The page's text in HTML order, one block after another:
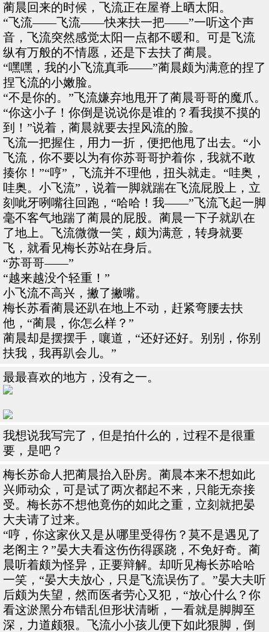
蔺晨回来的时候，飞流正在屋脊上晒太阳。
“飞流——飞流——快来扶一把——”一听这个声
音，飞流突然感觉太阳一点都不暖和。可是飞流
纵有万般的不情愿，还是下去扶了蔺晨。
“嘿嘿，我的小飞流真乖——”蔺晨颇为满意的捏了
捏飞流的小嫩脸。
“不是你的。”飞流嫌弃地甩开了蔺晨哥哥的魔爪。
“你这小子！你倒是说说你是谁的？看我摸不摸的
到！”说着，蔺晨就要去捏风流的脸。
飞流一把握住，用力一折，便把他甩了出去。“小
飞流，你不要以为有你苏哥哥护着你，我就不敢
揍你！”“哼”，飞流并不理他，扭头就走。“哇奥，
哇奥。小飞流”，说着一脚就踹在飞流屁股上，立
刻呲牙咧嘴往回跑，“哈哈！我——”飞流飞起一脚
毫不客气地踹了蔺晨的屁股。蔺晨一下子就趴在
了地上。飞流微微一笑，颇为满意，转身就要
飞，就看见梅长苏站在身后。
“苏哥哥——”
“越来越没个轻重！”
小飞流不高兴，撇了撇嘴。
梅长苏看蔺晨还趴在地上不动，赶紧弯腰去扶
他，“蔺晨，你怎么样？”
蔺晨却是摆摆手，嚷道，“还好还好。别别，你别
扶我，我再趴会儿。”
最最喜欢的地方，没有之一。
我想说我写完了，但是拍什么的，过程不是很重
要，是吧？
梅长苏命人把蔺晨抬入卧房。蔺晨本来不想如此
兴师动众，可是试了两次都起不来，只能无奈接
受。梅长苏不想他竟伤的如此之重，立刻就把晏
大夫请了过来。
“哼，你这家伙又是从哪里受得伤？莫不是遇见了
老阁主？”晏大夫看这伤伤得蹊跷，不免好奇。蔺
晨听着颇为怪异，正要辩解。却听见梅长苏哈哈
一笑，“晏大夫放心，只是飞流误伤了。”晏大夫听
后颇为失望，然而医者劳心又犯，“放心什么？你
看这淤黑分布错乱但形状清晰，一看就是脚脚至
深，力道颇狠。飞流小小孩儿便下如此狠脚，倒